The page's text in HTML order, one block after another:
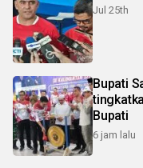
Jul 25th
Bupati
Bupati
6 jam lalu